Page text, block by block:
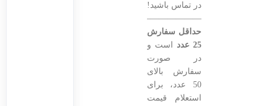
در تماس باشید!
———————————————–
حداقل سفارش
25 عدد
است و
در صورت
سفارش بالای
50 عدد، برای
استعلام قیمت